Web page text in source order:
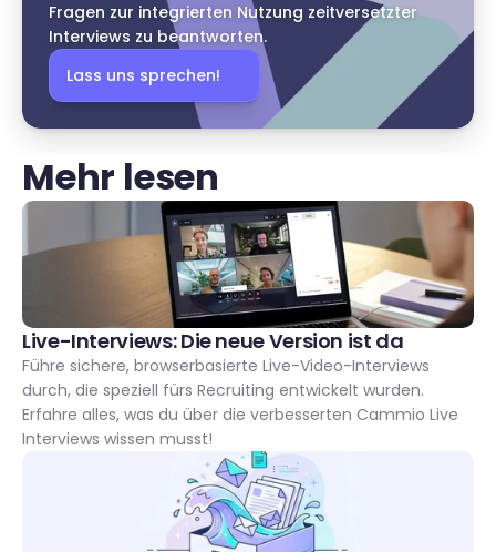
Fragen zur integrierten Nutzung zeitversetzter
Interviews zu beantworten.
Lass uns sprechen!
Mehr lesen
Live-Interviews: Die neue Version ist da
Führe sichere, browserbasierte Live-Video-Interviews
durch, die speziell fürs Recruiting entwickelt wurden.
Erfahre alles, was du über die verbesserten Cammio Live
Interviews wissen musst!